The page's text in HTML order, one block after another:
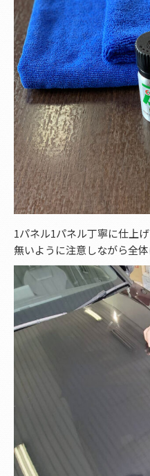
1パネル1パネル丁寧に仕上
無いように注意しながら全